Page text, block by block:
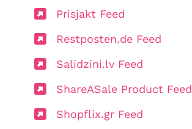
Prisjakt Feed
Restposten.de Feed
Salidzini.lv Feed
ShareASale Product Feed
Shopflix.gr Feed